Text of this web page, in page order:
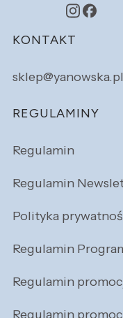
Linki w
KONTAKT
sklep@yanowska.pl
REGULAMINY
Regulamin
Regulamin
Polityka
Regulamin
Regulamin
Regulamin